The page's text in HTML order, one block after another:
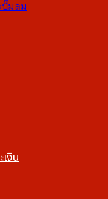
ปั๊มลม
งิน